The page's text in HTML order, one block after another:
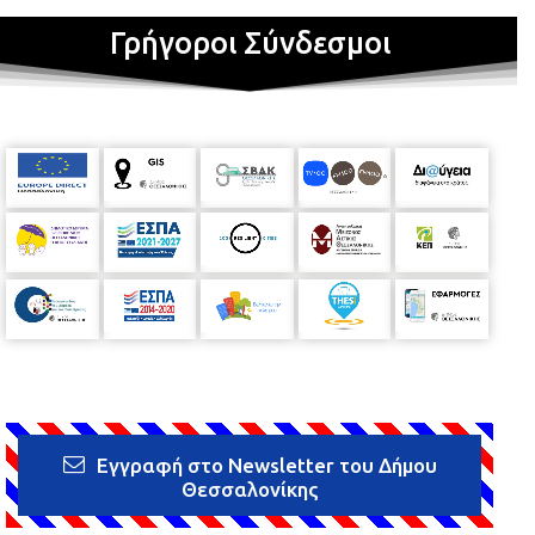
Γρήγοροι Σύνδεσμοι
Εγγραφή στο Newsletter του Δήμου
Θεσσαλονίκης